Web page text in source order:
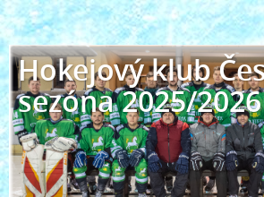
Hokejový klub
sezóna 2025/2026